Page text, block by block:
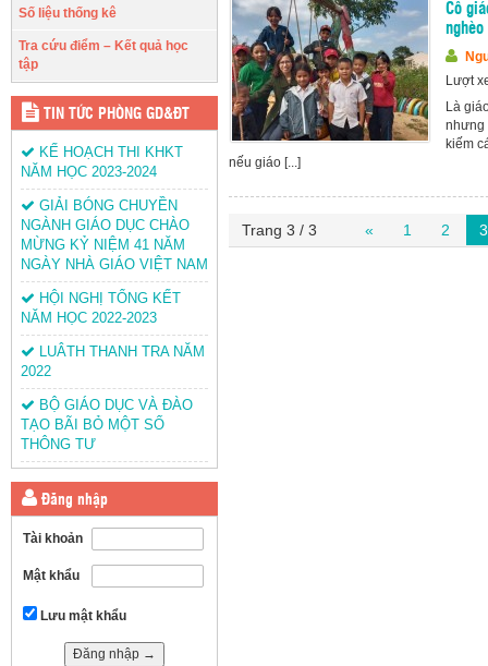
Số liệu thống kê
Tra cứu điểm – Kết quả học
tập
TIN TỨC PHÒNG GD&ĐT
KẾ HOẠCH THI KHKT
NĂM HỌC 2023-2024
GIẢI BÓNG CHUYỀN
NGÀNH GIÁO DỤC CHÀO
MỪNG KỶ NIỆM 41 NĂM
NGÀY NHÀ GIÁO VIỆT NAM
HỘI NGHỊ TỔNG KẾT
NĂM HỌC 2022-2023
LUÂTH THANH TRA NĂM
2022
BỘ GIÁO DỤC VÀ ĐÀO
TẠO BÃI BỎ MỘT SỐ
THÔNG TƯ
Đăng nhập
Tài khoản
Mật khẩu
Lưu mật khẩu
Cô
Lượt
Là
nhưng
kiếm
nếu giáo [...]
Trang 3 / 3 « 1 2 3